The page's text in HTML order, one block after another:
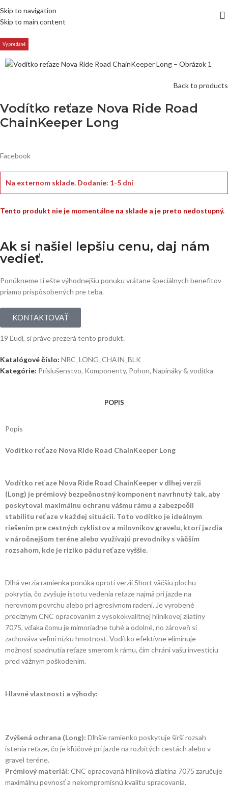
Skip to navigation
Skip to main content
Vypredané
Back to products
Vodítko reťaze Nova Ride Road
ChainKeeper Long
Facebook
Na externom sklade. Dodanie: 1-5 dní
Tento produkt nie je momentálne na sklade a je preto nedostupný.
Ak si našiel lepšiu cenu, daj nám
vedieť.
Ponúkneme ti ešte výhodnejšiu ponuku vrátane špeciálnych benefitov
priamo prispôsobených pre teba.
KONTAKTOVAŤ
19 Ľudí, si práve prezerá tento produkt.
Katalógové číslo: NRC_LONG_CHAIN_BLK
Kategórie: Príslušenstvo, Komponenty, Pohon, Napináky & vodítka
POPIS
Popis
Vodítko reťaze Nova Ride Road ChainKeeper Long
Vodítko reťaze Nova Ride Road ChainKeeper v dlhej verzii
(Long) je prémiový bezpečnostný komponent navrhnutý tak, aby
poskytoval maximálnu ochranu vášmu rámu a zabezpečil
stabilitu reťaze v každej situácii. Toto vodítko je ideálnym
riešením pre cestných cyklistov a milovníkov gravelu, ktorí jazdia
v náročnejšom teréne alebo využívajú prevodníky s väčším
rozsahom, kde je riziko pádu reťaze vyššie.
Dlhá verzia ramienka ponúka oproti verzii Short väčšiu plochu
pokrytia, čo zvyšuje istotu vedenia reťaze najmä pri jazde na
nerovnom povrchu alebo pri agresívnom radení. Je vyrobené
precíznym CNC opracovaním z vysokokvalitnej hliníkovej zliatiny
7075, vďaka čomu je mimoriadne tuhé a odolné, no zároveň si
zachováva veľmi nízku hmotnosť. Vodítko efektívne eliminuje
možnosť spadnutia reťaze smerom k rámu, čím chráni vašu investíciu
pred vážnym poškodením.
Hlavné vlastnosti a výhody:
Zvýšená ochrana (Long): Dlhšie ramienko poskytuje širší rozsah
istenia reťaze, čo je kľúčové pri jazde na rozbitých cestách alebo v
gravel teréne.
Prémiový materiál: CNC opracovaná hliníková zliatina 7075 zaručuje
maximálnu pevnosť a nekompromisnú kvalitu spracovania.